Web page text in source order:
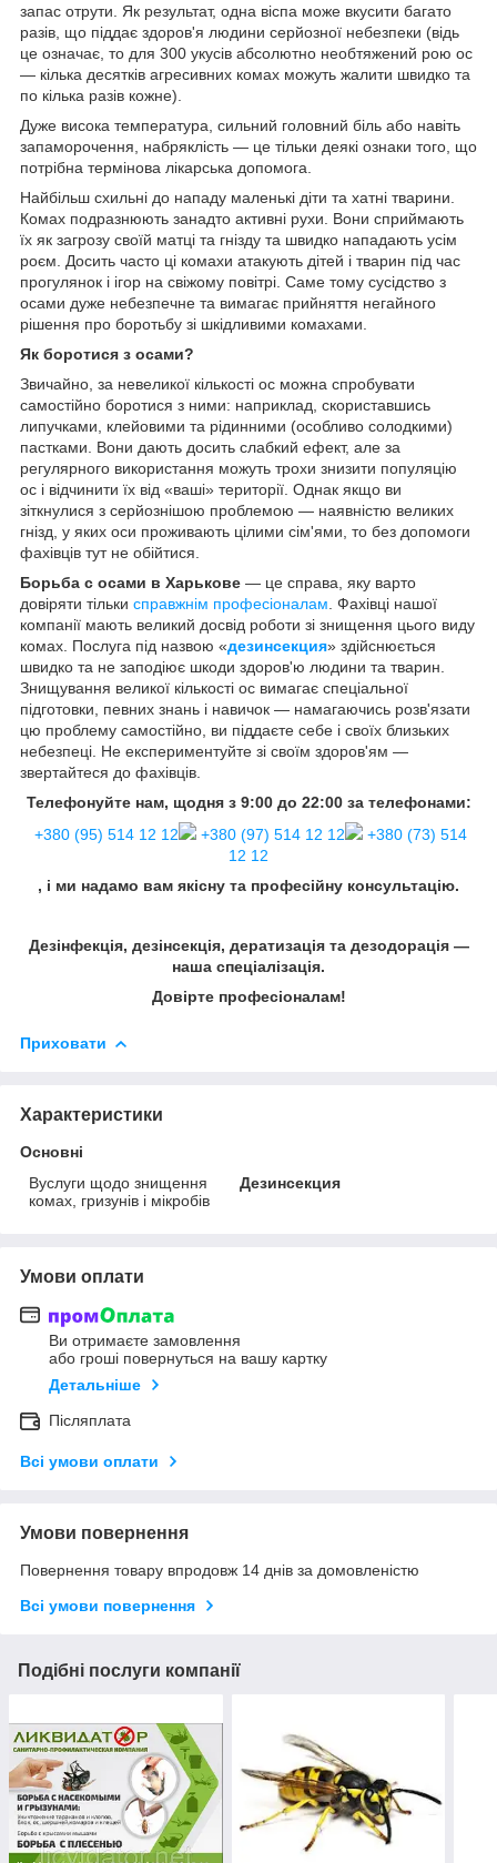
запас отрути. Як результат, одна віспа може вкусити багато
разів, що піддає здоров'я людини серйозної небезпеки (відь
це означає, то для 300 укусів абсолютно необтяжений рою ос
— кілька десятків агресивних комах можуть жалити швидко та
по кілька разів кожне).
Дуже висока температура, сильний головний біль або навіть
запаморочення, набряклість — це тільки деякі ознаки того, що
потрібна термінова лікарська допомога.
Найбільш схильні до нападу маленькі діти та хатні тварини.
Комах подразнюють занадто активні рухи. Вони сприймають
їх як загрозу своїй матці та гнізду та швидко нападають усім
роєм. Досить часто ці комахи атакують дітей і тварин під час
прогулянок і ігор на свіжому повітрі. Саме тому сусідство з
осами дуже небезпечне та вимагає прийняття негайного
рішення про боротьбу зі шкідливими комахами.
Як боротися з осами?
Звичайно, за невеликої кількості ос можна спробувати
самостійно боротися з ними: наприклад, скориставшись
липучками, клейовими та рідинними (особливо солодкими)
пастками. Вони дають досить слабкий ефект, але за
регулярного використання можуть трохи знизити популяцію
ос і відчинити їх від «ваші» території. Однак якщо ви
зіткнулися з серйознішою проблемою — наявністю великих
гнізд, у яких оси проживають цілими сім'ями, то без допомоги
фахівців тут не обійтися.
Борьба с осами в Харькове — це справа, яку варто
довіряти тільки справжнім професіоналам . Фахівці нашої
компанії мають великий досвід роботи зі знищення цього виду
комах. Послуга під назвою «дезинсекция» здійснюється
швидко та не заподіює шкоди здоров'ю людини та тварин.
Знищування великої кількості ос вимагає спеціальної
підготовки, певних знань і навичок — намагаючись розв'язати
цю проблему самостійно, ви піддаєте себе і своїх близьких
небезпеці. Не експериментуйте зі своїм здоров'ям —
звертайтеся до фахівців.
Телефонуйте нам, щодня з 9:00 до 22:00 за телефонами:
+380 (95) 514 12 12
+380 (97) 514 12 12
+380 (73) 514
12 12
, і ми надамо вам якісну та професійну консультацію.
Дезінфекція, дезінсекція, дератизація та дезодорація —
наша спеціалізація.
Довірте професіоналам!
Приховати
Характеристики
Основні
Вуслуги щодо знищення
комах, гризунів і мікробів
Дезинсекция
Умови оплати
Ви отримаєте замовлення
або гроші повернуться на вашу картку
Детальніше
Післяплата
Всі умови оплати
Умови повернення
Повернення товару впродовж 14 днів за домовленістю
Всі умови повернення
Подібні послуги компанії